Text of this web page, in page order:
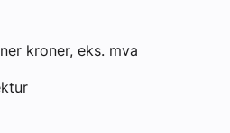
kroner, eks. mva